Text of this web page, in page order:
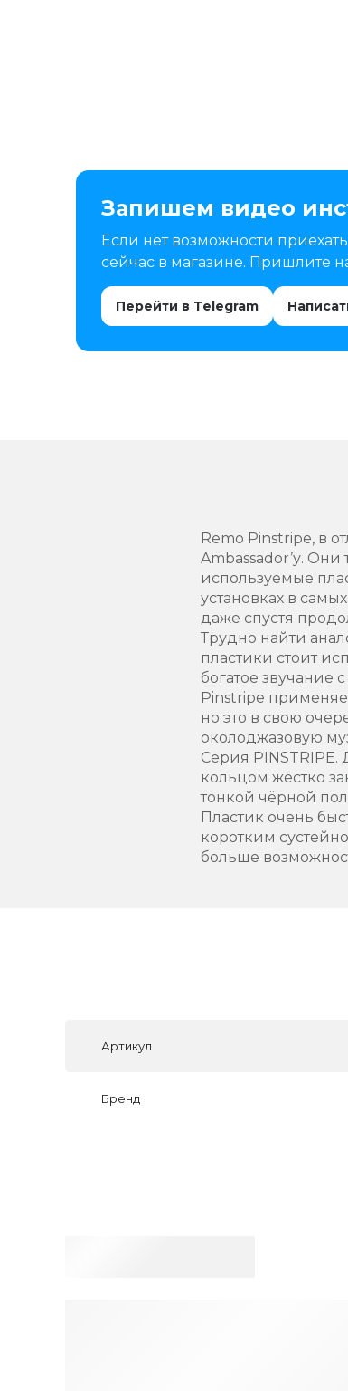
Запишем видео
Если нет возможности
сейчас в магазине. Пришлите
Перейти в Telegram
Remo Pinstripe, в
Ambassador’у.
используемые
установках в
даже спустя
Трудно найти
пластики стоит
богатое звучание
Pinstripe
но это в свою
околоджазовую
Серия
кольцом жёстко
тонкой чёрной
Пластик очень
коротким
больше
Артикул
Бренд